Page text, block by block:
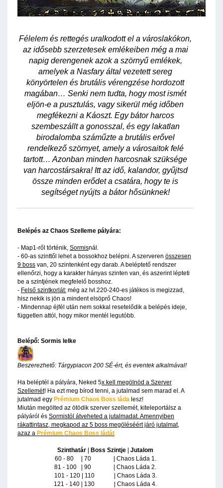
Félelem és rettegés uralkodott el a városlakókon,
az idősebb szerzetesek emlékeiben még a mai
napig derengenek azok a szörnyű emlékek,
amelyek a Nasfary által vezetett sereg
könyörtelen és brutális vérengzése hordozott
magában… Senki nem tudta, hogy most ismét
eljön-e a pusztulás, vagy sikerül még időben
megfékezni a Káoszt. Egy bátor harcos
szembeszállt a gonosszal, és egy lakatlan
birodalomba száműzte a brutális erővel
rendelkező szörnyet, amely a városaitok felé
tartott… Azonban minden harcosnak szüksége
van harcostársakra! Itt az idő, kalandor, gyűjtsd
össze minden erődet a csatára, hogy te is
segítséget nyújts a bátor hősünknek!
Belépés az Chaos Szelleme pályára:
- Map1-ről történik, Sormisnál.
- 60-as szinttől lehet a bossokhoz belépni. A szerveren összesen
9 bossvan, 20 szintenként egy darab. A beléptető rendszer
ellenőrzi, hogy a karakter hányas szinten van, és aszerint lépteti
be a szintjének megfelelő bosshoz.
- Felső szintkorlát:még az lvl.220-240-es játékos is megizzad,
hisz nekik is jön a mindent elsöprő Chaos!
- Mindennap éjfél után nem sokkal resetelődik a belépés ideje,
független attól, hogy mikor mentél legutóbb.
Belépő: Sormis lelke
Beszerezhető: Tárgypiacon 200 SÉ-ért, és eventek alkalmával!
Ha beléptél a pályára, Neked 5x kell megölnöd a Szerver
Szellemét! Ha ezt meg bírod tenni, a jutalmad sem marad el. A
jutalmad egy Prémium Chaos Boss ládalesz!
Miután megölted az ötödik szerver szellemét, kiteleportálsz a
pályáról és Sormistól átveheted a jutalmadat. Amennyiben
rákattintasz, megkapod az 5 boss megöléséért járó jutalmat,
azaz a Prémium Chaos Boss ládát
Szinthatár Boss Szintje |Jutalom
60 - 80 | 70 | Chaos Láda 1.
81 - 100 | 90 | Chaos Láda 2.
101 - 120 | 110 | Chaos Láda 3.
121 - 140 | 130 | Chaos Láda 4.